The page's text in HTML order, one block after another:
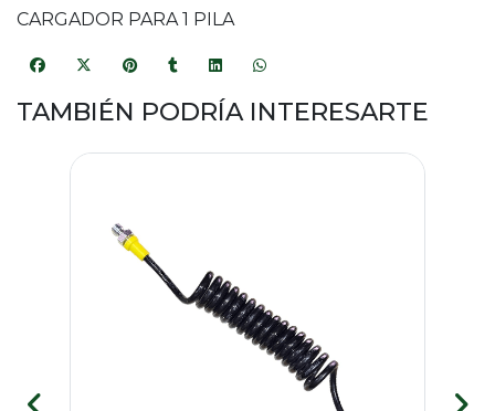
CARGADOR PARA 1 PILA
TAMBIÉN PODRÍA INTERESARTE